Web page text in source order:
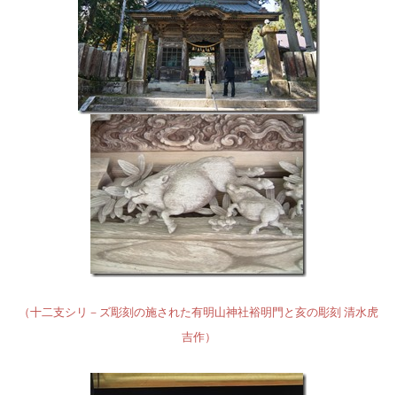
（十二支シリ－ズ彫刻の施された有明山神社裕明門と亥の彫刻 清水虎
吉作）